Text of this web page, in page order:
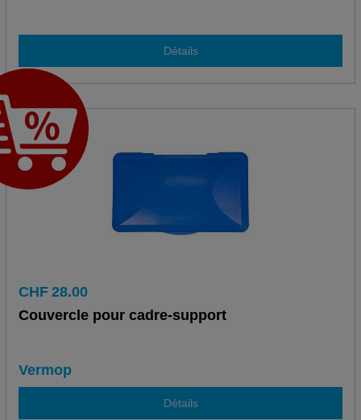
Détails
CHF 28.00
Couvercle pour cadre-support
Vermop
Détails